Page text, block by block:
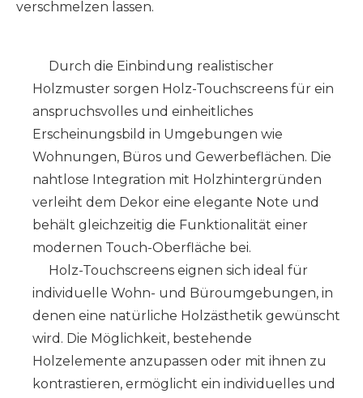
verschmelzen lassen.
Durch die Einbindung realistischer
Holzmuster sorgen Holz-Touchscreens für ein
anspruchsvolles und einheitliches
Erscheinungsbild in Umgebungen wie
Wohnungen, Büros und Gewerbeflächen. Die
nahtlose Integration mit Holzhintergründen
verleiht dem Dekor eine elegante Note und
behält gleichzeitig die Funktionalität einer
modernen Touch-Oberfläche bei.
Holz-Touchscreens eignen sich ideal für
individuelle Wohn- und Büroumgebungen, in
denen eine natürliche Holzästhetik gewünscht
wird. Die Möglichkeit, bestehende
Holzelemente anzupassen oder mit ihnen zu
kontrastieren, ermöglicht ein individuelles und